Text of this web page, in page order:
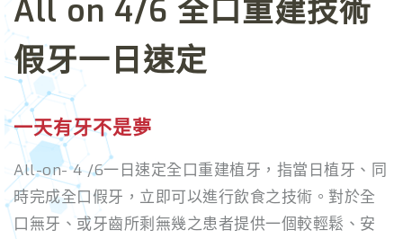
All on 4/6 全口重建技術
假牙一日速定
一天有牙不是夢
All-on- 4 /6一日速定全口重建植牙，指當日植牙、同
時完成全口假牙，立即可以進行飲食之技術。對於全
口無牙、或牙齒所剩無幾之患者提供一個較輕鬆、安